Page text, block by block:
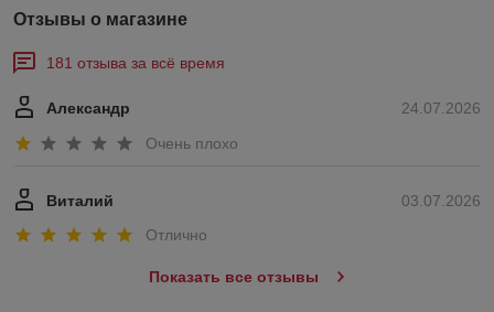
Отзывы о магазине
181 отзыва за всё время
24.07.2026
Александр
Очень плохо
03.07.2026
Виталий
Отлично
Показать все отзывы